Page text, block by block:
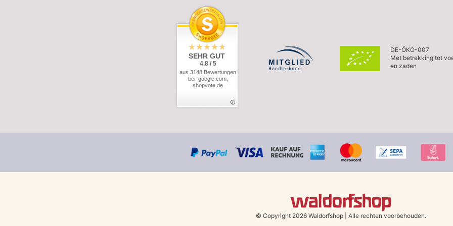
SEHR GUT
4.8 / 5
aus 3148 Bewertungen
bei: google.com,
shopvote.de
DE-ÖKO-007
Met betrekking tot
en zaden
© Copyright 2026 Waldorfshop Alle rechten voorbehouden.